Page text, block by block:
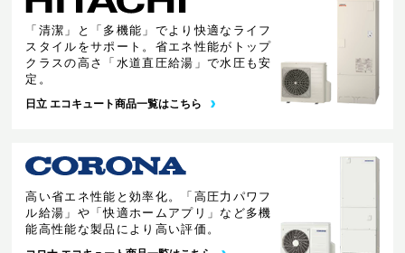
「清潔」と「多機能」でより快適なライフ
スタイルをサポート。省エネ性能がトップ
クラスの高さ「水道直圧給湯」で水圧も安
定。
日立 エコキュート商品一覧はこちら
高い省エネ性能と効率化。「高圧力パワフ
ル給湯」や「快適ホームアプリ」など多機
能高性能な製品により高い評価。